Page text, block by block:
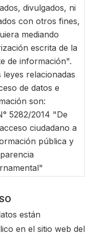
divulgados, ni
con otros fines,
mediando
escrita de la
de información".
leyes relacionadas
de datos e
son:
5282/2014 "De
ciudadano a
pública y
están
en el sitio web del